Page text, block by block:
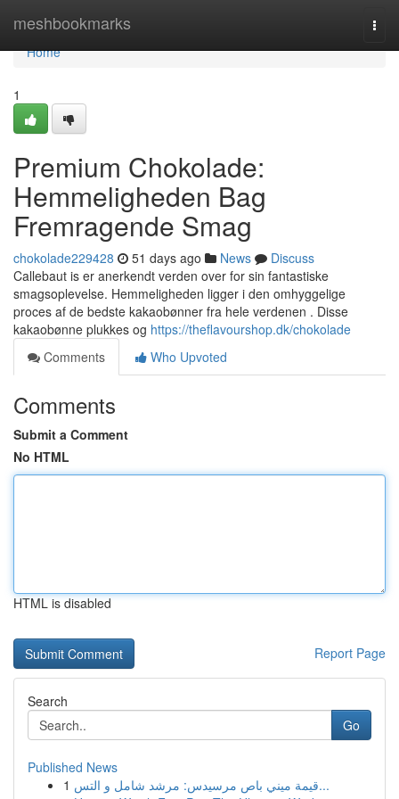
meshbookmarks
Home
Home
1
Premium Chokolade:
Hemmeligheden Bag
Fremragende Smag
chokolade229428 51 days ago News
Discuss
Callebaut is er anerkendt verden over for sin fantastiske
smagsoplevelse. Hemmeligheden ligger i den omhyggelige
proces af de bedste kakaobønner fra hele verdenen . Disse
kakaobønne plukkes og https://theflavourshop.dk/chokolade
Comments
Who Upvoted
Comments
Submit a Comment
No HTML
HTML is disabled
Report Page
Search
Go
Published News
1
قيمة ميني باص مرسيدس: مرشد شامل و التس...